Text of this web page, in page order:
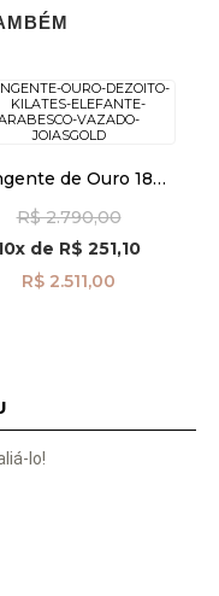
de Ouro 18k
Vazado pi24511
R$ 2.790,00
de R$ 251,10
R$ 2.511,00
lo!